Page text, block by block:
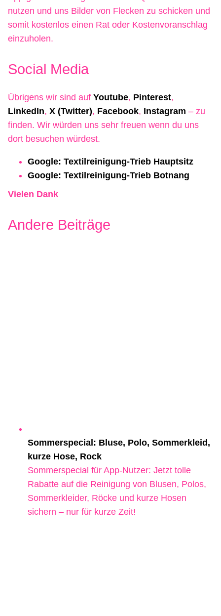
nutzen und uns Bilder von Flecken zu schicken und
somit kostenlos einen Rat oder Kostenvoranschlag
einzuholen.
Social Media
Übrigens wir sind auf Youtube, Pinterest,
LinkedIn, X (Twitter), Facebook, Instagram – zu
finden. Wir würden uns sehr freuen wenn du uns
dort besuchen würdest.
Google: Textilreinigung-Trieb Hauptsitz
Google: Textilreinigung-Trieb Botnang
Vielen Dank
Andere Beiträge
Sommerspecial: Bluse, Polo, Sommerkleid,
kurze Hose, Rock
Sommerspecial für App-Nutzer: Jetzt tolle
Rabatte auf die Reinigung von Blusen, Polos,
Sommerkleider, Röcke und kurze Hosen
sichern – nur für kurze Zeit!